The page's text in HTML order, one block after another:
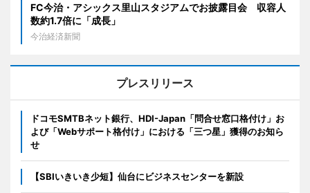
FC今治・アシックス里山スタジアムでお披露目会 収容人
数約1.7倍に「成長」
今治経済新聞
プレスリリース
ドコモSMTBネット銀行、HDI-Japan「問合せ窓口格付け」お
よび「Webサポート格付け」における「三つ星」獲得のお知ら
せ
【SBIいきいき少短】仙台にビジネスセンターを新設